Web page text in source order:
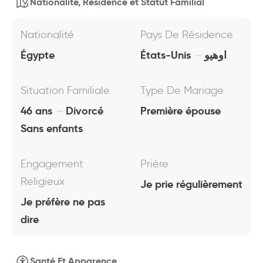
Nationalité
Égypte
Pays De Résidence
États-Unis اوهيو
Situation Familiale
46 ans
Divorcé
Sans enfants
Type De Mariage
Première épouse
Engagement
Religieux
Je préfère ne pas
dire
Prière
Je prie régulièrement